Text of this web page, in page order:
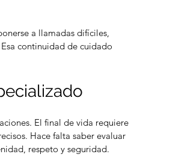
a llamadas difíciles,
continuidad de cuidado
El final de vida requiere
Hace falta saber evaluar
respeto y seguridad.